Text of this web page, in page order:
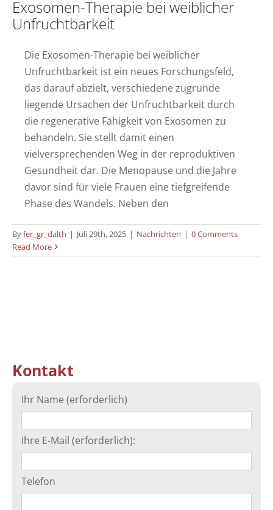
Exosomen-Therapie bei weiblicher
Unfruchtbarkeit
Die Exosomen-Therapie bei weiblicher
Unfruchtbarkeit ist ein neues Forschungsfeld,
das darauf abzielt, verschiedene zugrunde
liegende Ursachen der Unfruchtbarkeit durch
die regenerative Fähigkeit von Exosomen zu
behandeln. Sie stellt damit einen
vielversprechenden Weg in der reproduktiven
Gesundheit dar. Die Menopause und die Jahre
davor sind für viele Frauen eine tiefgreifende
Phase des Wandels. Neben den
Byfer_gr_dalth | Juli 29th, 2025 | Nachrichten | 0 Comments
Read More
Kontakt
Ihr Name (erforderlich)
Ihre E-Mail (erforderlich):
Telefon